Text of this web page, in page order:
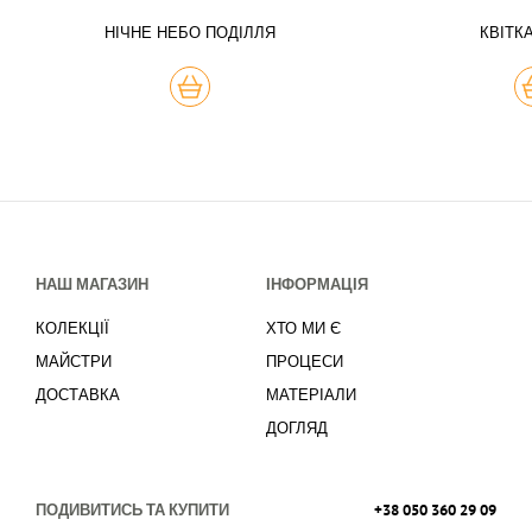
НІЧНЕ НЕБО ПОДІЛЛЯ
КУПИТЬ
НАШ МАГАЗИН
КОЛЕКЦІЇ
МАЙСТРИ
ДОСТАВКА
ІНФОРМАЦІЯ
ХТО МИ Є
ПРОЦЕСИ
МАТЕРІАЛИ
ДОГЛЯД
ПОДИВИТИСЬ ТА КУПИТИ +38 050 360 29 09